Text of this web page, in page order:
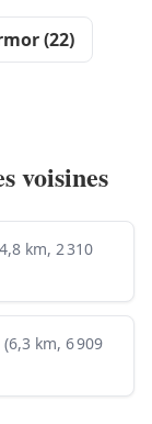
(22)
voisines
km, 2 310
(6,3 km, 6 909